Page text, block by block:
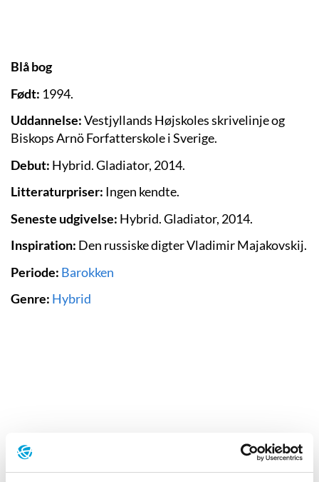
Blå bog
Født: 1994.
Uddannelse:Vestjyllands Højskoles skrivelinje og
Biskops Arnö Forfatterskole i Sverige.
Debut: Hybrid. Gladiator, 2014.
Litteraturpriser: Ingen kendte.
Seneste udgivelse: Hybrid. Gladiator, 2014.
Inspiration: Den russiske digter Vladimir Majakovskij.
Periode: Barokken
Genre: Hybrid
Baggrund